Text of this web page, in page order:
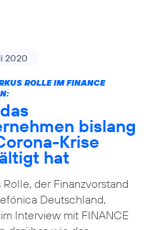
2020
ROLLE IM FINANCE
bislang
Krise
hat
Rolle, der Finanzvorstand
Deutschland,
Interview mit FINANCE